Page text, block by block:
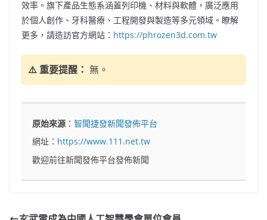
效率。旗下產品生態系涵蓋列印機、材料與軟體，廣泛應用
於個人創作、牙科醫療、工程開發與製造等多元領域。瞭解
更多，請造訪官方網站： https://phrozen3d.com.tw
⚠️ 重要提醒： 無。
原始來源 ：智聞捷發新聞發佈平台
網址： https://www.111.net.tw
歡迎前往新聞發佈平台發佈新聞